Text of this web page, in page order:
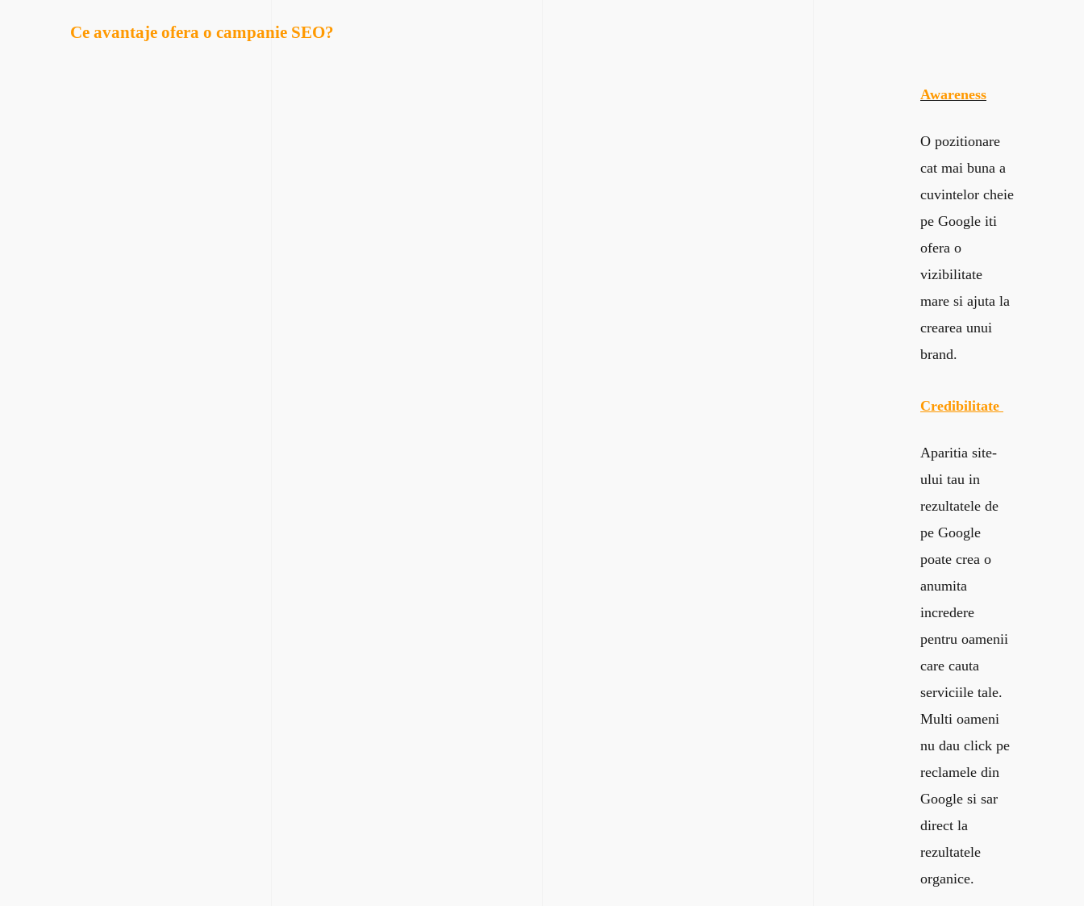
Ce avantaje ofera o campanie SEO?
Awareness
O pozitionare
cat mai buna a
cuvintelor cheie
pe Google iti
ofera o
vizibilitate
mare si ajuta la
crearea unui
brand.
Credibilitate
Aparitia site-
ului tau in
rezultatele de
pe Google
poate crea o
anumita
incredere
pentru oamenii
care cauta
serviciile tale.
Multi oameni
nu dau click pe
reclamele din
Google si sar
direct la
rezultatele
organice.